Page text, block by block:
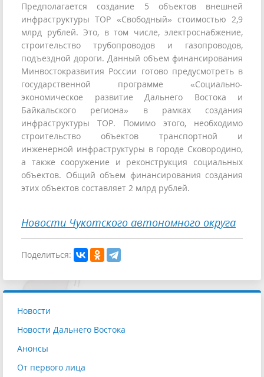
Предполагается создание 5 объектов внешней
инфраструктуры ТОР «Свободный» стоимостью 2,9
млрд рублей. Это, в том числе, электроснабжение,
строительство трубопроводов и газопроводов,
подъездной дороги. Данный объем финансирования
Минвостокразвития России готово предусмотреть в
государственной программе «Социально-
экономическое развитие Дальнего Востока и
Байкальского региона» в рамках создания
инфраструктуры ТОР. Помимо этого, необходимо
строительство объектов транспортной и
инженерной инфраструктуры в городе Сковородино,
а также сооружение и реконструкция социальных
объектов. Общий объем финансирования создания
этих объектов составляет 2 млрд рублей.
Новости Чукотского автономного округа
Поделиться:
Новости
Новости Дальнего Востока
Анонсы
От первого лица